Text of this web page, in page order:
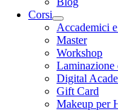
Corsi
Accademici
Master
Workshop
Laminazione
Digital
Gift Card
Makeup per